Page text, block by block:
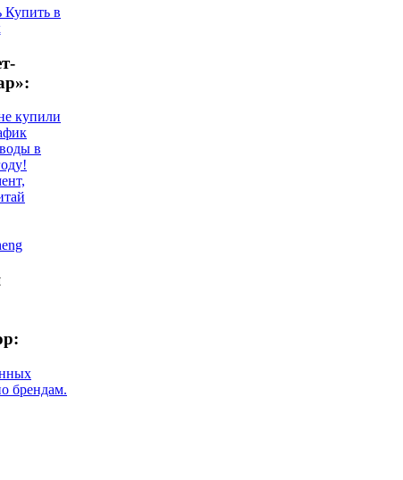
Купить в
купили
в
брендам.